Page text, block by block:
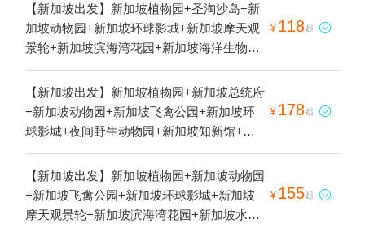
【新加坡出发】新加坡植物园+圣淘沙岛+新
加坡动物园+新加坡环球影城+新加坡摩天观
景轮+新加坡滨海湾花园+新加坡海洋生物园
+新加坡国家博物馆+新加坡缆车+新加坡唐
人街+圣淘沙冲浪区+新加坡国立大学+圣淘
沙海滩+新加坡樟宜机场+新加坡本地玩乐
+新加坡国家美术馆+圣淘沙天空喜立
¥ 118起 
【新加坡出发】新加坡植物园+新加坡总统府
+新加坡动物园+新加坡飞禽公园+新加坡环
球影城+夜间野生动物园+新加坡知新馆+新
加坡科学中心+新加坡万象馆+新加坡摩天观
景轮+新加坡滨海湾花园+新加坡海洋生物园
+河川生态园+新加坡河游船+新加坡通行证
+新加坡缆车+新加坡唐人街+新加坡国立大
¥ 178起 
【新加坡出发】新加坡植物园+新加坡动物园
+新加坡飞禽公园+新加坡环球影城+新加坡
摩天观景轮+新加坡滨海湾花园+新加坡水上
¥ 155起 